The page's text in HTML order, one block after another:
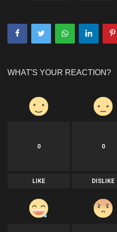
WHAT'S YOUR REACTION?
0
LIKE
0
DISLIKE